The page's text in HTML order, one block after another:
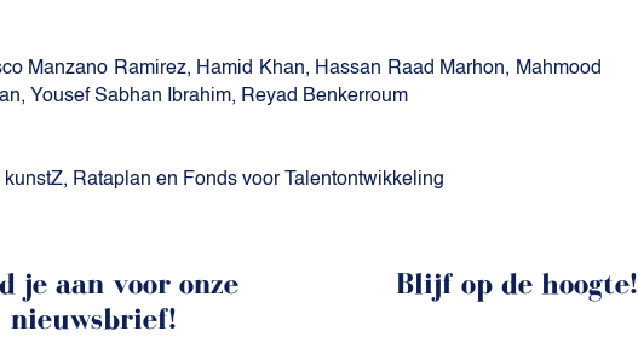
Manzano Ramirez, Hamid Khan, Hassan Raad Marhon, Mahmood
Yousef Sabhan Ibrahim, Reyad Benkerroum
Rataplan en Fonds voor Talentontwikkeling
je aan voor onze
nieuwsbrief!
Blijf op de hoogte!